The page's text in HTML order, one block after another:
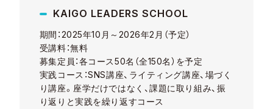
KAIGO LEADERS SCHOOL
期間：2025年10月～2026年2月（予定）
受講料：無料
募集定員：各コース50名（全150名）を予定
実践コース：SNS講座、ライティング講座、場づく
り講座。座学だけではなく、課題に取り組み、振
り返りと実践を繰り返すコース